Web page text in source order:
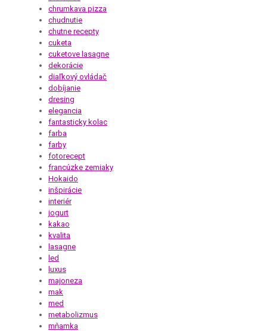
chrumkava pizza
chudnutie
chutne recepty
cuketa
cuketove lasagne
dekorácie
diaľkový ovládač
dobíjanie
dresing
elegancia
fantasticky kolac
farba
farby
fotorecept
francúzke zemiaky
Hokaido
inšpirácie
interiér
jogurt
kakao
kvalita
lasagne
led
luxus
majoneza
mak
med
metabolizmus
mňamka